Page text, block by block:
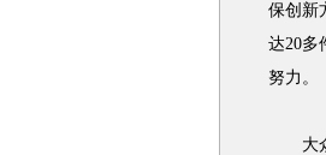
保创新
达20多
努力。
大众